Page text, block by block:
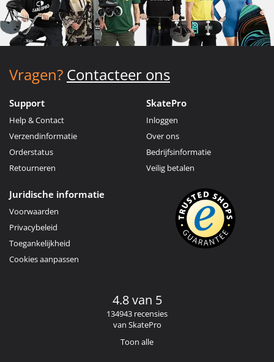
Vragen? Contacteer ons
Support
Help & Contact
Verzendinformatie
Orderstatus
Retourneren
SkatePro
Inloggen
Over ons
Bedrijfsinformatie
Veilig betalen
Juridische informatie
Voorwaarden
Privacybeleid
Toegankelijkheid
Cookies aanpassen
4.8 van 5
134943 recensies
van SkatePro
Toon alle